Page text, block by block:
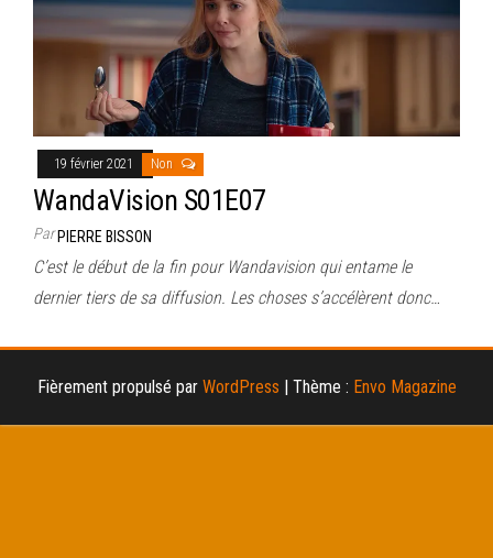
19 février 2021 Non
WandaVision S01E07
ParPIERRE BISSON
C’est le début de la fin pour Wandavision qui entame le
dernier tiers de sa diffusion. Les choses s’accélèrent donc…
Fièrement propulsé par WordPress | Thème : Envo Magazine